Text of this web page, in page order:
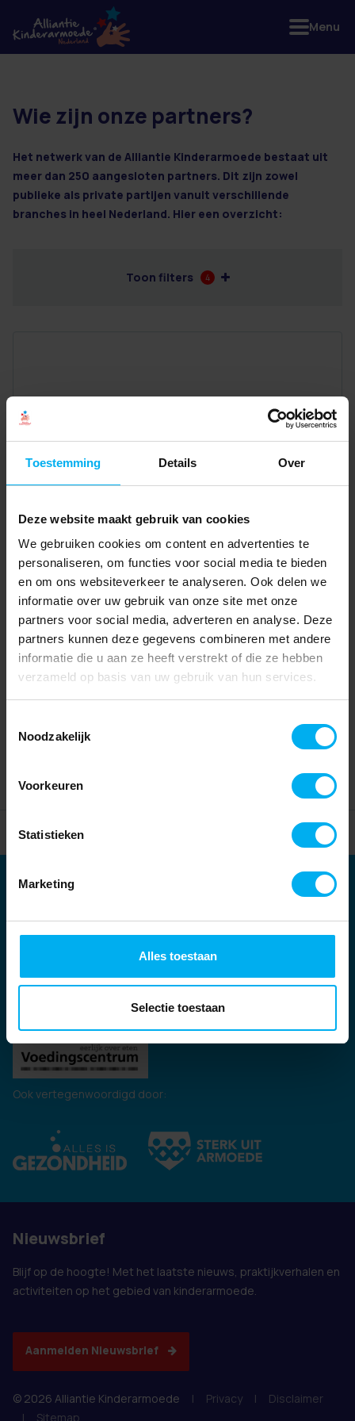
Toestemming Details Over
Deze website maakt gebruik van cookies
We gebruiken cookies om content en advertenties te
personaliseren, om functies voor social media te bieden
en om ons websiteverkeer te analyseren. Ook delen we
informatie over uw gebruik van onze site met onze
partners voor social media, adverteren en analyse. Deze
partners kunnen deze gegevens combineren met andere
informatie die u aan ze heeft verstrekt of die ze hebben
verzameld op basis van uw gebruik van hun services.
Noodzakelijk
Voorkeuren
Statistieken
Marketing
Alles toestaan
Selectie toestaan
2 resultaten
Wie zijn onze partners?
Het netwerk van de Alliantie Kinderarmoede bestaat uit
meer dan 250 aangesloten partners. Dit zijn zowel
publieke als private partijen vanuit verschillende
branches in heel Nederland. Hier een overzicht:
Toon filters 4
Home Partners
Partners
Kernpartners:
Ook vertegenwoordigd door:
Nieuwsbrief
Blijf op de hoogte! Met het laatste nieuws, praktijkverhalen en
activiteiten op het gebied van kinderarmoede.
Aanmelden Nieuwsbrief
© 2026 Alliantie Kinderarmoede | Privacy |
Disclaimer
|
Sitemap
Menu